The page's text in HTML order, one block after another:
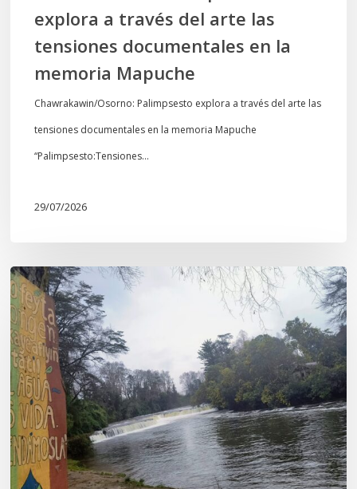
memoria
Mapuche
explora a través del arte las
tensiones documentales en la
memoria Mapuche
Chawrakawin/Osorno: Palimpsesto explora a través del arte las
tensiones documentales en la memoria Mapuche
“Palimpsesto:Tensiones…
29/07/2026
En
defensa
del
Salto
Donguil
y
el
territorio